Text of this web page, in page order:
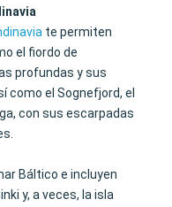
te permiten
el fiordo de
profundas y sus
como el Sognefjord, el
con sus escarpadas
Báltico e incluyen
y, a veces, la isla